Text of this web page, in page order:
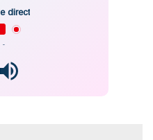
direct